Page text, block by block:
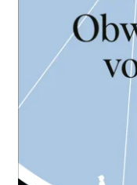
AKTUELLES
NEWSLETTER
WEITERE VERLAGE